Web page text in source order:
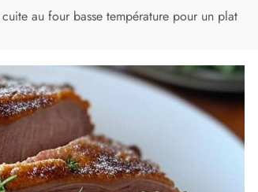
au four basse température pour un plat